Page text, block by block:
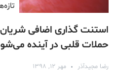
استنت گذاری اضافی
حملات قلبی در آینده
رضا مجیدآذر مهر ۱۲, ۱۳۹۸